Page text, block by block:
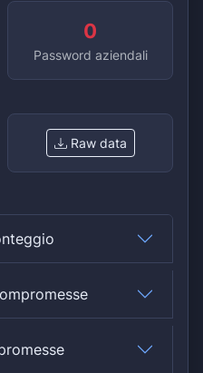
0
Password aziendali
Raw data